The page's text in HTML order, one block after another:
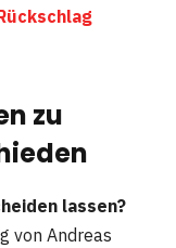
zu
lassen?
von Andreas